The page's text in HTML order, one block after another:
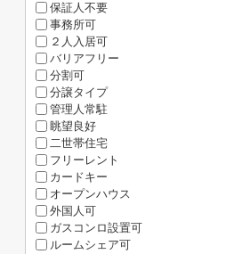
保証人不要
事務所可
２人入居可
バリアフリー
分割可
分譲タイプ
管理人常駐
眺望良好
二世帯住宅
フリーレント
カードキー
オープンハウス
外国人可
ガスコンロ設置可
ルームシェア可